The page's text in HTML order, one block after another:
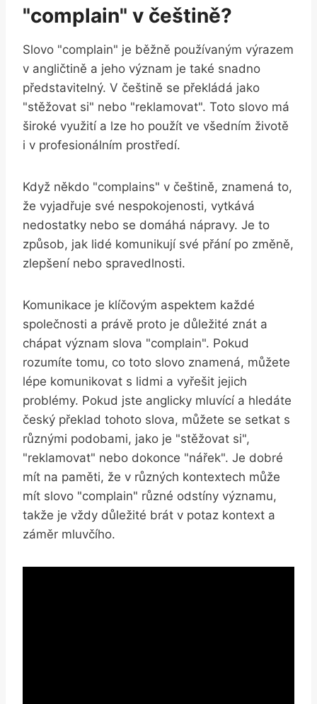
"complain" v češtině?
Slovo "complain" je běžně používaným výrazem
v angličtině a jeho význam je také snadno
představitelný. V češtině se překládá jako
"stěžovat si" nebo "reklamovat". Toto slovo má
široké využití a lze ho použít ve všedním životě
i v profesionálním prostředí.
Když někdo "complains" v češtině, znamená to,
že vyjadřuje své nespokojenosti, vytkává
nedostatky nebo se domáhá nápravy. Je to
způsob, jak lidé komunikují své přání po změně,
zlepšení nebo spravedlnosti.
Komunikace je klíčovým aspektem každé
společnosti a právě proto je důležité znát a
chápat význam slova "complain". Pokud
rozumíte tomu, co toto slovo znamená, můžete
lépe komunikovat s lidmi a vyřešit jejich
problémy. Pokud jste anglicky mluvící a hledáte
český překlad tohoto slova, můžete se setkat s
různými podobami, jako je "stěžovat si",
"reklamovat" nebo dokonce "nářek". Je dobré
mít na paměti, že v různých kontextech může
mít slovo "complain" různé odstíny významu,
takže je vždy důležité brát v potaz kontext a
záměr mluvčího.